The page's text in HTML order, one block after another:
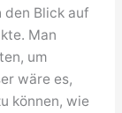
den Blick auf
Man
um
wäre es,
können, wie